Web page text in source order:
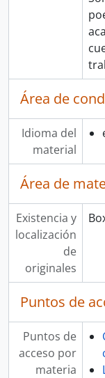
Área de
Idioma del
material
Área de
Existencia y
localización
de
originales
Puntos de
Puntos de
acceso por
materia